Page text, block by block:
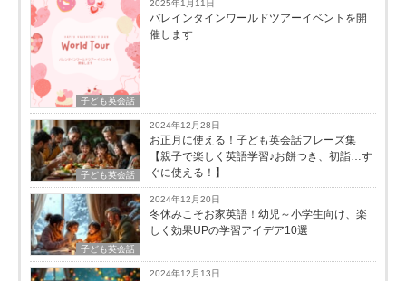
子ども英会話
2025年1月11日
バレインタインワールドツアーイベントを開
催します
子ども英会話
2024年12月28日
お正月に使える！子ども英会話フレーズ集
【親子で楽しく英語学習♪お餅つき、初詣…す
ぐに使える！】
子ども英会話
2024年12月20日
冬休みこそお家英語！幼児～小学生向け、楽
しく効果UPの学習アイデア10選
2024年12月13日